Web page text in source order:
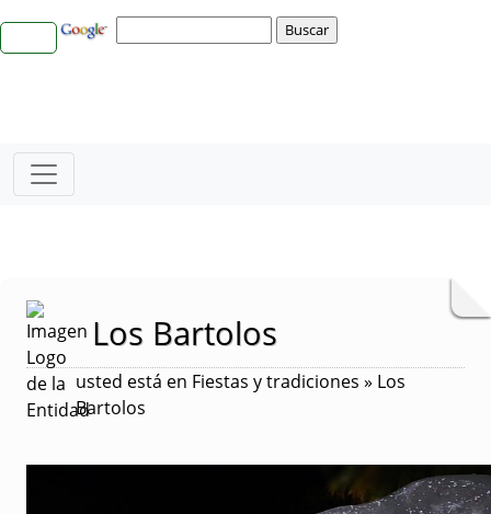
Los Bartolos
usted está en Fiestas y tradiciones » Los
Bartolos